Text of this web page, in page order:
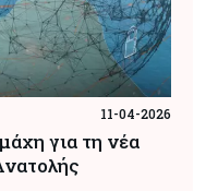
11-04-2026
για τη νέα